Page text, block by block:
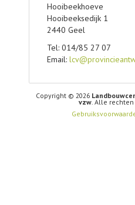
Hooibeekhoeve
Hooibeeksedijk 1
2440 Geel
Tel: 014/85 27 07
Email:
Copyright © 2026
vzw. Alle rechten